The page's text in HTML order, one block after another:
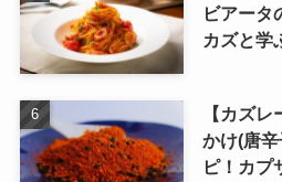
ビアータ
カズと学
【カズ
かけ(唐
ピ！カプ